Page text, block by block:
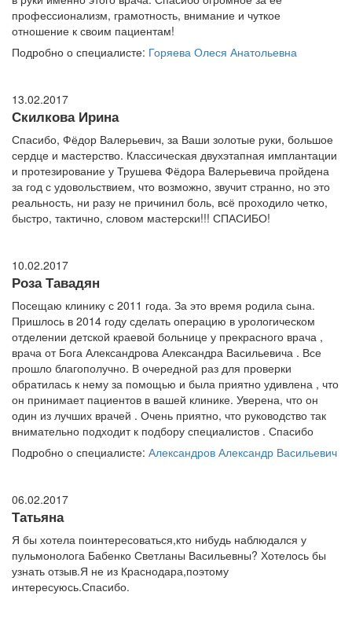
профессионализм, грамотность, внимание и чуткое
отношение к своим пациентам!
Подробно о специалисте: Горяева Олеся Анатольевна
13.02.2017
Скилкова Ирина
Спасибо, Фёдор Валерьевич, за Ваши золотые руки, большое
сердце и мастерство. Классическая двухэтапная имплантации
и протезирование у Трушева Фёдора Валерьевича пройдена
за год с удовольствием, что возможно, звучит странно, но это
реальность, ни разу не причинил боль, всё проходило четко,
быстро, тактично, словом мастерски!!! СПАСИБО!
10.02.2017
Роза Тавадян
Посещаю клинику с 2011 года. За это время родила сына.
Пришлось в 2014 году сделать операцию в урологическом
отделении детской краевой больнице у прекрасного врача ,
врача от Бога Александрова Александра Васильевича . Все
прошло благополучно. В очередной раз для проверки
обратилась к нему за помощью и была приятно удивлена , что
он принимает пациентов в вашей клинике. Уверена, что он
один из лучших врачей . Очень приятно, что руководство так
внимательно подходит к подбору специалистов . Спасибо
Подробно о специалисте: Александров Александр Васильевич
06.02.2017
Татьяна
Я бы хотела поинтересоваться,кто нибудь наблюдался у
пульмонолога Бабенко Светланы Васильевны? Хотелось бы
узнать отзыв.Я не из Краснодара,поэтому
интересуюсь.Спасибо.